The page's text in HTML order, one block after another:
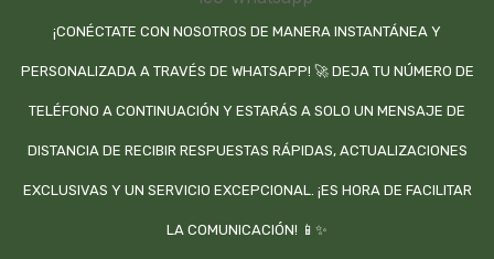
¡CONÉCTATE CON NOSOTROS DE MANERA INSTANTÁNEA Y
PERSONALIZADA A TRAVÉS DE WHATSAPP! 🚀 DEJA TU NÚMERO DE
TELÉFONO A CONTINUACIÓN Y ESTARÁS A SOLO UN MENSAJE DE
DISTANCIA DE RECIBIR RESPUESTAS RÁPIDAS, ACTUALIZACIONES
EXCLUSIVAS Y UN SERVICIO EXCEPCIONAL. ¡ES HORA DE FACILITAR
LA COMUNICACIÓN! 📱✨